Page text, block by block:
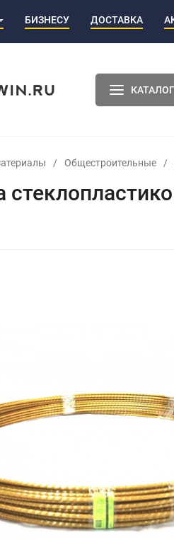
БИЗНЕСУ ДОСТАВКА
КАТАЛОГ
/ Общестроительные /